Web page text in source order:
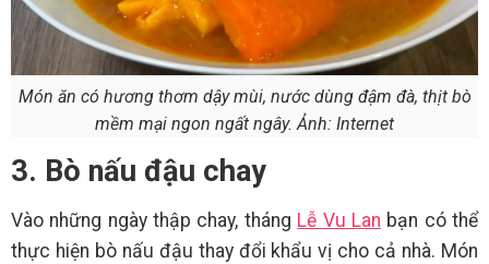
Món ăn có hương thơm dậy mùi, nước dùng đậm đà, thịt bò
mềm mại ngon ngất ngây. Ảnh: Internet
3. Bò nấu đậu chay
Vào những ngày thập chay, tháng Lễ Vu Lan bạn có thể
thực hiện bò nấu đậu thay đổi khẩu vị cho cả nhà. Món